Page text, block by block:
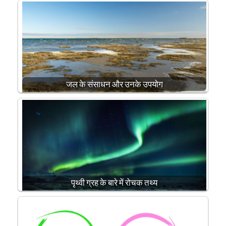
जल के संसाधन और उनके उपयोग
पृथ्वी ग्रह के बारे में रोचक तथ्य